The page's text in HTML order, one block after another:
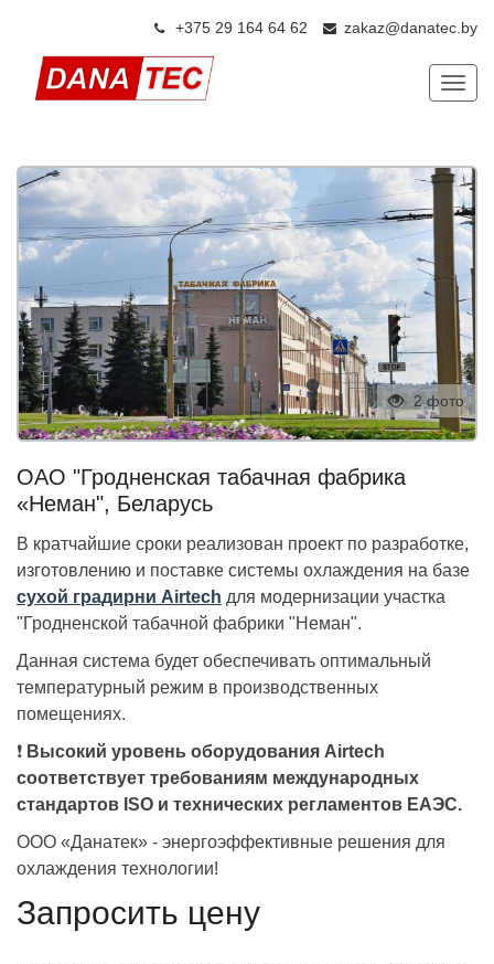
+375 29 164 64 62 zakaz@danatec.by
2 фото
ОАО "Гродненская табачная фабрика
«Неман", Беларусь
В кратчайшие сроки реализован проект по разработке,
изготовлению и поставке системы охлаждения на базе
сухой градирни Airtech для модернизации участка
"Гродненской табачной фабрики "Неман".
Данная система будет обеспечивать оптимальный
температурный режим в производственных
помещениях.
❗️ Высокий уровень оборудования Airtech
соответствует требованиям международных
стандартов ISO и технических регламентов ЕАЭС.
ООО «Данатек» - энергоэффективные решения для
охлаждения технологии!
Запросить цену